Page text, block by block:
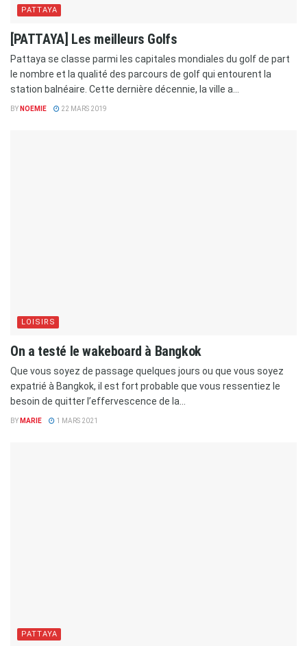
PATTAYA
[PATTAYA] Les meilleurs Golfs
Pattaya se classe parmi les capitales mondiales du golf de part
le nombre et la qualité des parcours de golf qui entourent la
station balnéaire. Cette dernière décennie, la ville a...
BY NOEMIE 22 MARS 2019
LOISIRS
On a testé le wakeboard à Bangkok
Que vous soyez de passage quelques jours ou que vous soyez
expatrié à Bangkok, il est fort probable que vous ressentiez le
besoin de quitter l’effervescence de la...
BY MARIE 1 MARS 2021
PATTAYA